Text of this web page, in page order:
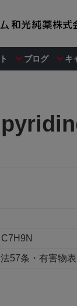
ブログ キ
C7H9N
57条・有害物